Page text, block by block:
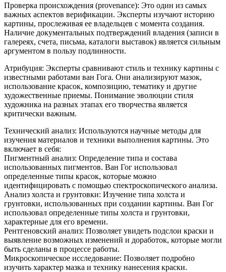
Проверка происхождения (provenance): Это один из самых
важных аспектов верификации. Эксперты изучают историю
картины, прослеживая ее владельцев с момента создания.
Наличие документальных подтверждений владения (записи в
галереях, счета, письма, каталоги выставок) является сильным
аргументом в пользу подлинности.
Атрибуция: Эксперты сравнивают стиль и технику картины с
известными работами ван Гога. Они анализируют мазок,
использование красок, композицию, тематику и другие
художественные приемы. Понимание эволюции стиля
художника на разных этапах его творчества является
критически важным.
Технический анализ: Используются научные методы для
изучения материалов и техники выполнения картины. Это
включает в себя:
Пигментный анализ: Определение типа и состава
использованных пигментов. Ван Гог использовал
определенные типы красок, которые можно
идентифицировать с помощью спектроскопического анализа.
Анализ холста и грунтовки: Изучение типа холста и
грунтовки, использованных при создании картины. Ван Гог
использовал определенные типы холста и грунтовки,
характерные для его времени.
Рентгеновский анализ: Позволяет увидеть подслои краски и
выявление возможных изменений и доработок, которые могли
быть сделаны в процессе работы.
Микроскопическое исследование: Позволяет подробно
изучить характер мазка и технику нанесения краски.